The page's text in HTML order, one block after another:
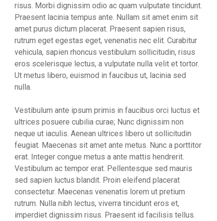
risus. Morbi dignissim odio ac quam vulputate tincidunt.
Praesent lacinia tempus ante. Nullam sit amet enim sit
amet purus dictum placerat. Praesent sapien risus,
rutrum eget egestas eget, venenatis nec elit. Curabitur
vehicula, sapien rhoncus vestibulum sollicitudin, risus
eros scelerisque lectus, a vulputate nulla velit et tortor.
Ut metus libero, euismod in faucibus ut, lacinia sed
nulla.
Vestibulum ante ipsum primis in faucibus orci luctus et
ultrices posuere cubilia curae; Nunc dignissim non
neque ut iaculis. Aenean ultrices libero ut sollicitudin
feugiat. Maecenas sit amet ante metus. Nunc a porttitor
erat. Integer congue metus a ante mattis hendrerit.
Vestibulum ac tempor erat. Pellentesque sed mauris
sed sapien luctus blandit. Proin eleifend placerat
consectetur. Maecenas venenatis lorem ut pretium
rutrum. Nulla nibh lectus, viverra tincidunt eros et,
imperdiet dignissim risus. Praesent id facilisis tellus.